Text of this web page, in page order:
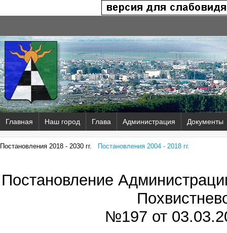
Главная Наш город Глава Администрация Документы
Постановления 2018 - 2030 гг. Постановления 2004 - 2018 гг.
Постановление
№197 от